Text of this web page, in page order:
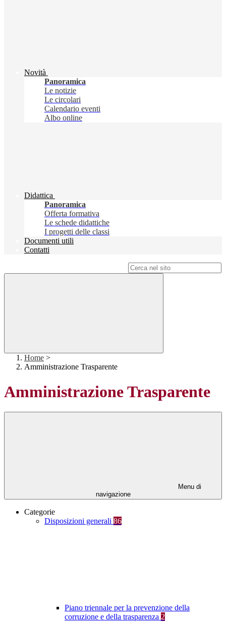
Novità
Panoramica
Le notizie
Le circolari
Calendario eventi
Albo online
Didattica
Panoramica
Offerta formativa
Le schede didattiche
I progetti delle classi
Documenti utili
Contatti
Home >
Amministrazione Trasparente
Amministrazione Trasparente
Menu di
navigazione
Categorie
Disposizioni generali 86
Piano triennale per la prevenzione della
corruzione e della trasparenza 2